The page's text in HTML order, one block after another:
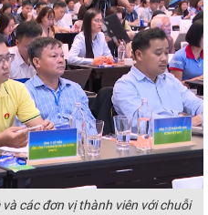
các đơn vị thành viên với chuỗi